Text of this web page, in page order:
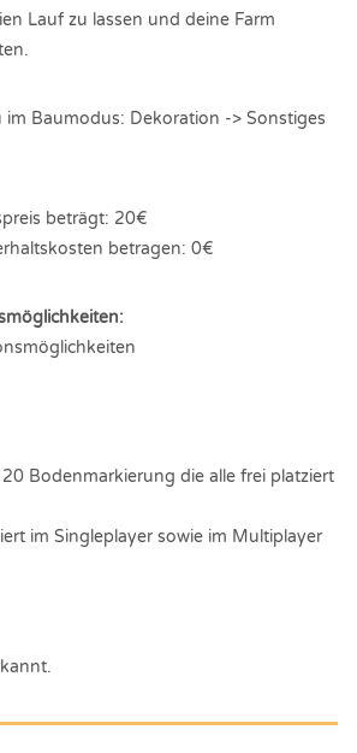
Lauf zu lassen und deine Farm
Baumodus: Dekoration -> Sonstiges
beträgt: 20€
betragen: 0€
Bodenmarkierung die alle frei platziert
im Singleplayer sowie im Multiplayer